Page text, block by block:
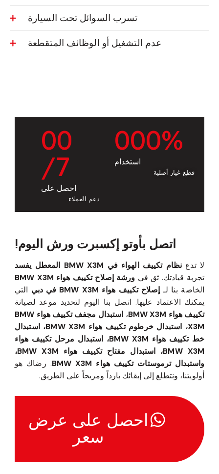
تسرب السوائل تحت السيارة
عدم التشغيل أو الوظائف المتقطعة
000%
استخدام
قطع غيار أصلية
00
/7
احصل على
دعم العملاء
اتصل بأوتو إكسبرت ورش اليوم!
لا تدع نظام تكييف الهواء في BMW X3M المعطل يفسد
تجربة قيادتك. ثق في ورشة إصلاح تكييف هواء BMW X3M
الخاصة بنا لـ إصلاح تكييف هواء BMW X3M في دبي
التي
يمكنك الاعتماد عليها. اتصل بنا اليوم لتحديد موعد لصيانة
تكييف هواء BMW X3M
،
استبدال مجفف تكييف هواء BMW
X3M، استبدال خرطوم تكييف هواء BMW X3M، استبدال
خط تكييف هواء BMW X3M، استبدال مرحل تكييف هواء
BMW X3M، استبدال مفتاح تكييف هواء BMW X3M،
واستبدال ترموستات تكييف هواء BMW X3M
. رضاك هو
أولويتنا، ونتطلع إلى إبقائك بارداً ومريحاً على الطريق.
احصل على عرض
سعر